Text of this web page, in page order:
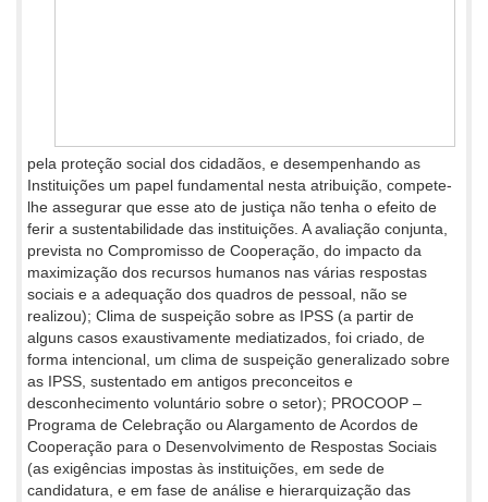
pela proteção social dos cidadãos, e desempenhando as
Instituições um papel fundamental nesta atribuição, compete-
lhe assegurar que esse ato de justiça não tenha o efeito de
ferir a sustentabilidade das instituições. A avaliação conjunta,
prevista no Compromisso de Cooperação, do impacto da
maximização dos recursos humanos nas várias respostas
sociais e a adequação dos quadros de pessoal, não se
realizou); Clima de suspeição sobre as IPSS (a partir de
alguns casos exaustivamente mediatizados, foi criado, de
forma intencional, um clima de suspeição generalizado sobre
as IPSS, sustentado em antigos preconceitos e
desconhecimento voluntário sobre o setor); PROCOOP –
Programa de Celebração ou Alargamento de Acordos de
Cooperação para o Desenvolvimento de Respostas Sociais
(as exigências impostas às instituições, em sede de
candidatura, e em fase de análise e hierarquização das